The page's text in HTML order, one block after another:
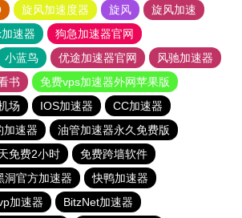
旋风加速度器 旋风
旋风加速
速器
狗急加速器官网
小蓝鸟 优途加速器官网
风驰加速器
书
免费vps加速器外网苹果版
场 IOS加速器
CC加速器
加速器
油管加速器永久免费版
免费2小时
免费跨墙软件
洞官方加速器
快鸭加速器
加速器 BitzNet加速器